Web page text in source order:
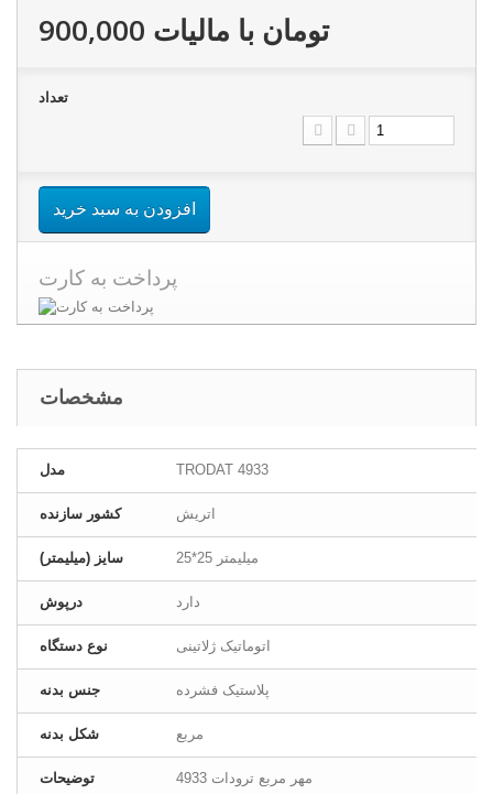
900,000 تومان با ماليات
تعداد
افزودن به سبد خرید
پرداخت به کارت
مشخصات
مدل TRODAT 4933
کشور سازنده اتریش
سایز (میلیمتر) 25*25 میلیمتر
درپوش دارد
نوع دستگاه اتوماتیک ژلاتینی
جنس بدنه پلاستیک فشرده
شکل بدنه مربع
توضیحات مهر مربع ترودات 4933